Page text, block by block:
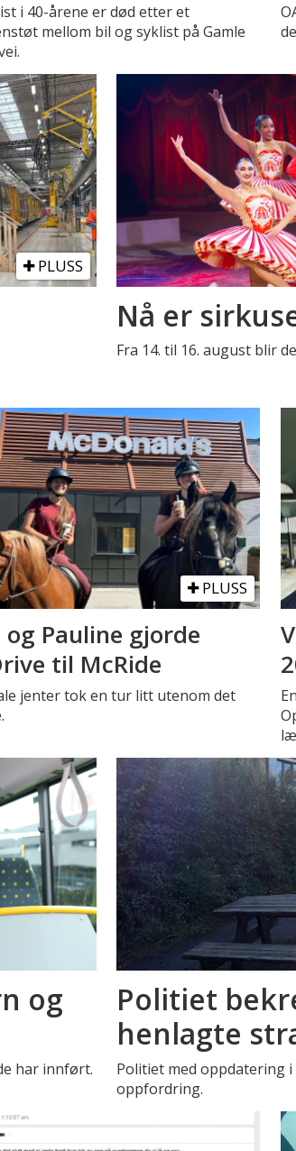
i 40-årene er død etter et
mellom bil og syklist på Gamle
PLUSS
Nå er
Fra 14. til 16. august blir
PLUSS
og Pauline gjorde
til McRide
jenter tok en tur litt utenom det
og
har innført.
Politiet
henlagte
Politiet med oppdatering
oppfordring.